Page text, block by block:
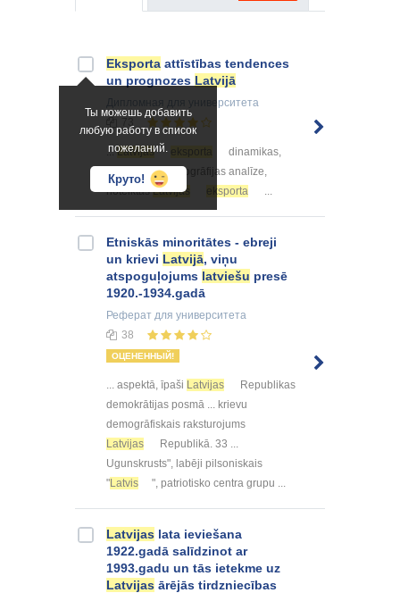
Ты можешь добавить
любую работу в список
пожеланий.
Круто!
Eksporta attīstības tendences
un prognozes Latvijā
для университета
...Latvijas eksporta
dinamikas,
struktūras un ģeogrāfijas analīze,
noteiktasLatvijas eksporta ...
Etniskās minoritātes - ebreji
un krievi Latvijā, viņu
atspoguļojums latviešu presē
1920.-1934.gadā
Реферат для университета
38
ОЦЕНЕННЫЙ!
... aspektā, īpaši Latvijas
Republikas
demokrātijas posmā ... krievu
demogrāfiskais raksturojums
Latvijas
Republikā. 33 ...
Ugunskrusts", labēji pilsoniskais
"Latvis ", patriotisko centra grupu ...
Latvijas lata ieviešana
1922.gadā salīdzinot ar
1993.gadu un tās ietekme uz
Latvijas ārējās tirdzniecības